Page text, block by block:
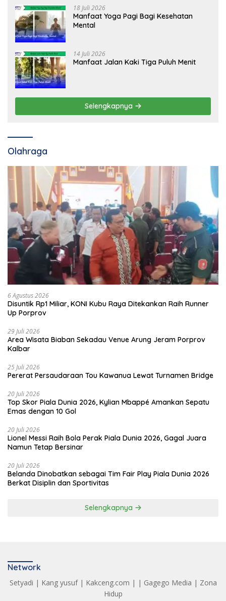
18 Juli 2026
Manfaat Yoga Pagi Bagi Kesehatan
Mental
14 Juli 2026
Manfaat Jalan Kaki Tiga Puluh Menit
Selengkapnya
Olahraga
6 Agustus 2026
Disuntik Rp1 Miliar, KONI Kubu Raya Ditekankan Raih Runner
Up Porprov
29 Juli 2026
Area Wisata Biaban Sekadau Venue Arung Jeram Porprov
Kalbar
25 Juli 2026
Pererat Persaudaraan Tou Kawanua Lewat Turnamen Bridge
20 Juli 2026
Top Skor Piala Dunia 2026, Kylian Mbappé Amankan Sepatu
Emas dengan 10 Gol
20 Juli 2026
Lionel Messi Raih Bola Perak Piala Dunia 2026, Gagal Juara
Namun Tetap Bersinar
20 Juli 2026
Belanda Dinobatkan sebagai Tim Fair Play Piala Dunia 2026
Berkat Disiplin dan Sportivitas
Selengkapnya
Network
Setyadi | Kang yusuf| Kakceng.com | | Gagego Media | Zona
Hidup